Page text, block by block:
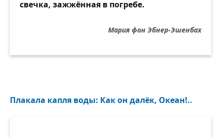
свечка, зажжённая в погребе.
Мария фон Эбнер-Эшенбах
Плакала капля воды: Как он далёк, Океан!..